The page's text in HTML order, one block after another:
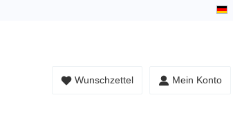
Wunschzettel Mein Konto